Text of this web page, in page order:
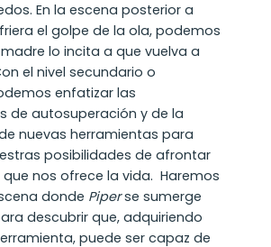
En la escena posterior a
el golpe de la ola, podemos
lo incita a que vuelva a
el nivel secundario o
enfatizar las
de autosuperación y de la
nuevas herramientas para
posibilidades de afrontar
nos ofrece la vida. Haremos
donde Piperse sumerge
descubrir que, adquiriendo
puede ser capaz de